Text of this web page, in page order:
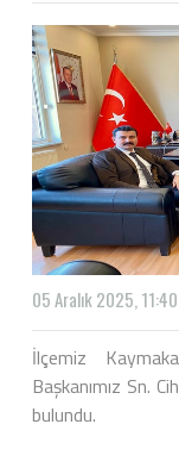
05 Aralık 2025, 11:40
İlçemiz
Başkanımız Sn.
bulundu.